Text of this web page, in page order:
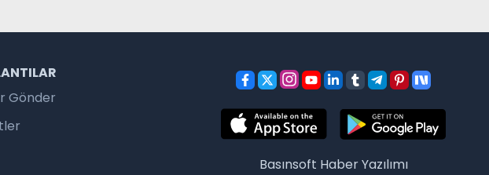
Gönder
Basınsoft Haber Yazılımı